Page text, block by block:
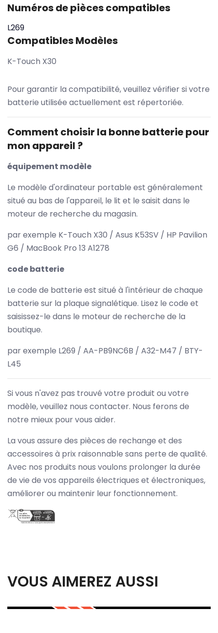
Numéros de pièces compatibles
L269
Compatibles Modèles
K-Touch X30
Pour garantir la compatibilité, veuillez vérifier si votre
batterie utilisée actuellement est répertoriée.
Comment choisir la bonne batterie pour
mon appareil ?
équipement modèle
Le modèle d'ordinateur portable est généralement
situé au bas de l'appareil, le lit et le saisit dans le
moteur de recherche du magasin.
par exemple K-Touch X30 / Asus K53SV / HP Pavilion
G6 / MacBook Pro 13 A1278
code batterie
Le code de batterie est situé à l'intérieur de chaque
batterie sur la plaque signalétique. Lisez le code et
saisissez-le dans le moteur de recherche de la
boutique.
par exemple L269 / AA-PB9NC6B / A32-M47 / BTY-
L45
Si vous n'avez pas trouvé votre produit ou votre
modèle, veuillez nous contacter. Nous ferons de
notre mieux pour vous aider.
La vous assure des pièces de rechange et des
accessoires à prix raisonnable sans perte de qualité.
Avec nos produits nous voulons prolonger la durée
de vie de vos appareils électriques et électroniques,
améliorer ou maintenir leur fonctionnement.
VOUS AIMEREZ AUSSI